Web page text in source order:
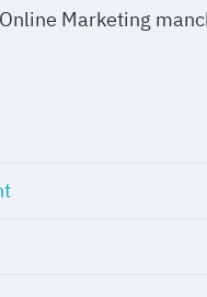
Marketing